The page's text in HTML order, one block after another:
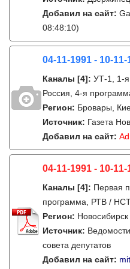
Добавил на сайт:
08:48:10)
04-11-1991 - 10-11-
Каналы [4]: УТ-1, 1-
Россия, 4-я
Регион: Бровары,
Источник: Газета
Добавил на сайт:
04-11-1991 - 10-11-
Каналы [4]: Первая
программа, РТВ /
Регион: Новосибирск
Источник:
совета депутатов
Добавил на сайт: